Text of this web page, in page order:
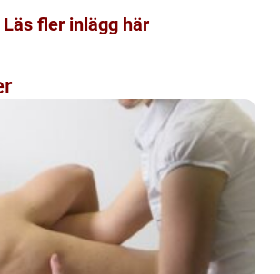
Läs fler inlägg här